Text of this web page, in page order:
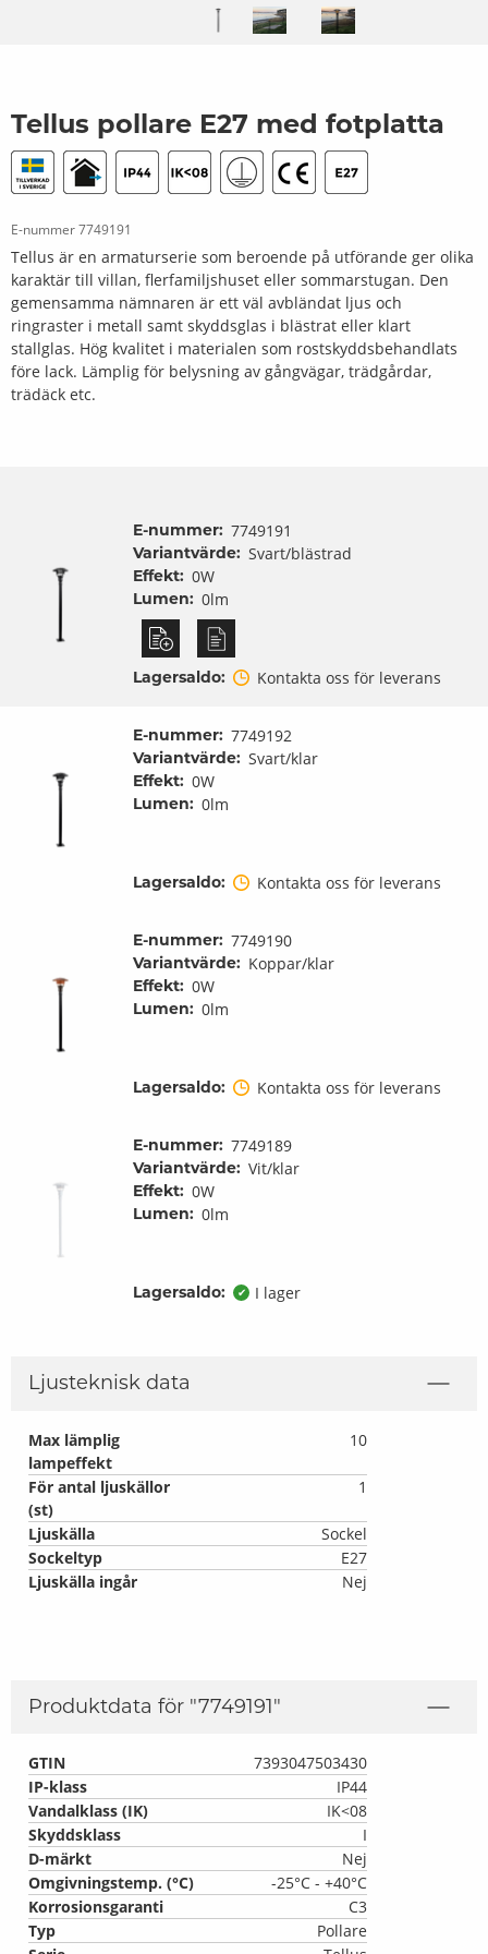
Tellus pollare E27 med fotplatta
E-nummer7749191
Tellus är en armaturserie som beroende på utförande ger olika
karaktär till villan, flerfamiljshuset eller sommarstugan. Den
gemensamma nämnaren är ett väl avbländat ljus och
ringraster i metall samt skyddsglas i blästrat eller klart
stallglas. Hög kvalitet i materialen som rostskyddsbehandlats
före lack. Lämplig för belysning av gångvägar, trädgårdar,
trädäck etc.
E-nummer: 7749191
Variantvärde: Svart/blästrad
Effekt: 0W
Lumen: 0lm
Lagersaldo: Kontakta oss för leverans
E-nummer: 7749192
Variantvärde: Svart/klar
Effekt: 0W
Lumen: 0lm
Lagersaldo: Kontakta oss för leverans
E-nummer: 7749190
Variantvärde: Koppar/klar
Effekt: 0W
Lumen: 0lm
Lagersaldo: Kontakta oss för leverans
E-nummer: 7749189
Variantvärde: Vit/klar
Effekt: 0W
Lumen: 0lm
Lagersaldo: ✔ I lager
Ljusteknisk data
Max lämplig
lampeffekt
10
För antal ljuskällor
(st)
1
Ljuskälla
Sockel
Sockeltyp
E27
Ljuskälla ingår
Nej
Produktdata för "7749191"
GTIN
7393047503430
IP-klass
IP44
Vandalklass (IK)
IK<08
Skyddsklass
I
D-märkt
Nej
Omgivningstemp. (°C)
-25°C - +40°C
Korrosionsgaranti
C3
Typ
Pollare